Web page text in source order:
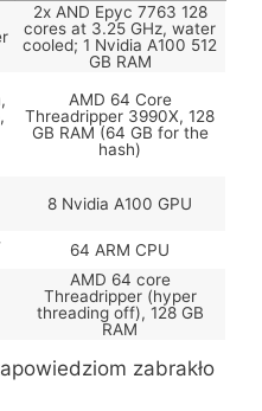
2x AND Epyc 7763 128
cores at 3.25 GHz, water
cooled; 1 Nvidia A100 512
GB RAM
AMD 64 Core
Threadripper 3990X, 128
GB RAM (64 GB for the
hash)
8 Nvidia A100 GPU
64 ARM CPU
AMD 64 core
Threadripper (hyper
threading off), 128 GB
RAM
zabrakło